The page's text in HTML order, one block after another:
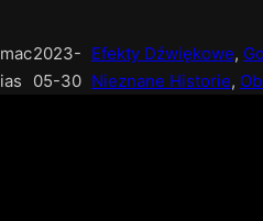
mac
ias
2023-
05-30
Efekty Dźwiękowe,
Nieznane Historie,